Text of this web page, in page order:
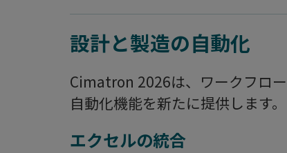
設計と製造の自動化
Cimatron 2026は、ワークフロ
自動化機能を新たに提供します。
エクセルの統合